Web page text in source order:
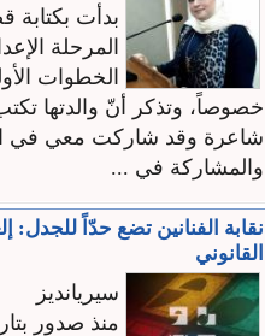
بدأت بكتابة
المرحلة
الخطوات
خصوصاً، وتذكر أنّ والدتها
شاعرة وقد شاركت معي في
والمشاركة في ...
نقابة الفنانين تضع حدّاً للجدل:
القانوني
سيريانديز